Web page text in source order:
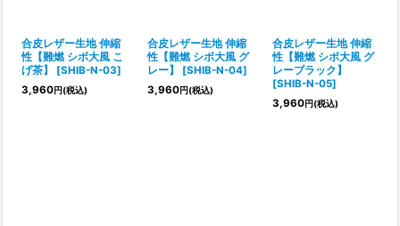
合皮レザー生地 伸縮
性【難燃 シボ大風 こ
げ茶】
[SHIB-N-03]
3,960円(税込)
合皮レザー生地 伸縮
性【難燃 シボ大風 グ
レー】
[SHIB-N-04]
3,960円(税込)
合皮レザー生地 伸縮
性【難燃 シボ大風 グ
レーブラック】
[SHIB-N-05]
3,960円(税込)